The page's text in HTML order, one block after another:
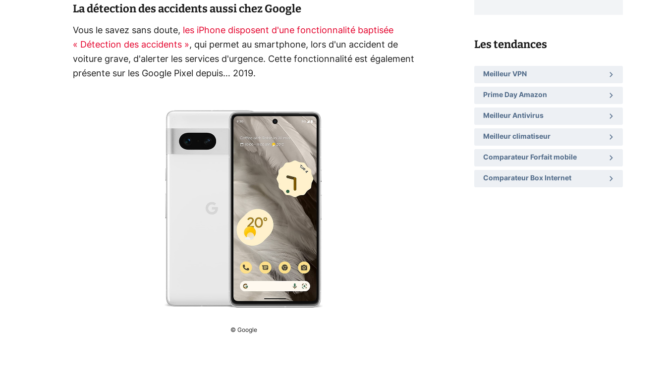
La détection des accidents aussi chez Google
Vous le savez sans doute,
les iPhone disposent d'une fonctionnalité baptisée
« Détection des accidents », qui permet au smartphone, lors d'un accident de
voiture grave, d'alerter les services d'urgence. Cette fonctionnalité est également
présente sur les Google Pixel depuis… 2019.
© Google
Les tendances
Meilleur VPN
Prime Day Amazon
Meilleur Antivirus
Meilleur climatiseur
Comparateur Forfait mobile
Comparateur Box Internet